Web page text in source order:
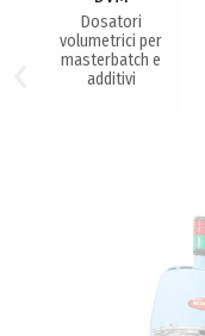
Dosatori
volumetrici per
masterbatch e
additivi